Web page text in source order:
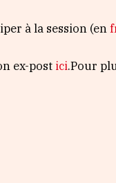
à la session (en
ex-post ici.Pour